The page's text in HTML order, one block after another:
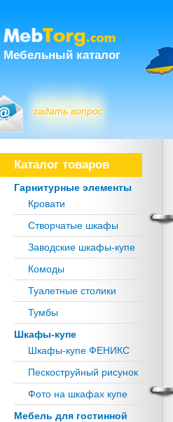
Мебельный каталог
задать вопрос
Каталог товаров
Гарнитурные элементы
Кровати
Створчатые шкафы
Заводские шкафы-купе
Комоды
Туалетные столики
Тумбы
Шкафы-купе
Шкафы-купе ФЕНИКС
Пескоструйный рисунок
Фото на шкафах купе
Мебель для гостинной